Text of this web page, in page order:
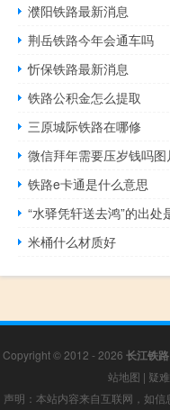
濮阳铁路最新消息
荆岳铁路今年会通车吗
忻保铁路最新消息
铁路公积金怎么提取
三原城际铁路在哪修
微信拜年需要压岁钱吗图
铁路e卡通是什么意思
“水驿凭轩送去鸿”的出处
米桶什么材质好
Copyright © 2012 - 2026 长江铁
站地图 | 疑
声明：本站内容来自互联网，如